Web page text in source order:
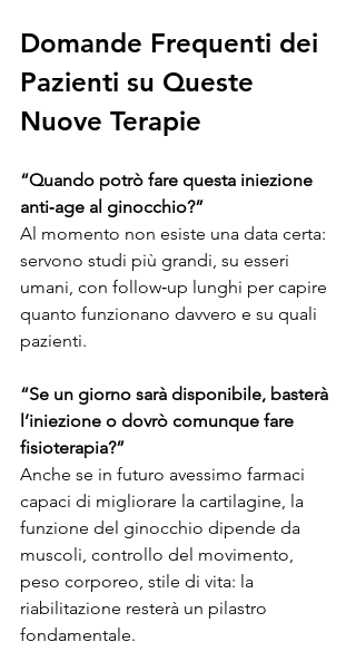
Domande Frequenti dei
Pazienti su Queste
Nuove Terapie
“Quando potrò fare questa iniezione
anti‑age al ginocchio?”
Al momento non esiste una data certa:
servono studi più grandi, su esseri
umani, con follow‑up lunghi per capire
quanto funzionano davvero e su quali
pazienti.
“Se un giorno sarà disponibile, basterà
l’iniezione o dovrò comunque fare
fisioterapia?”
Anche se in futuro avessimo farmaci
capaci di migliorare la cartilagine, la
funzione del ginocchio dipende da
muscoli, controllo del movimento,
peso corporeo, stile di vita: la
riabilitazione resterà un pilastro
fondamentale.